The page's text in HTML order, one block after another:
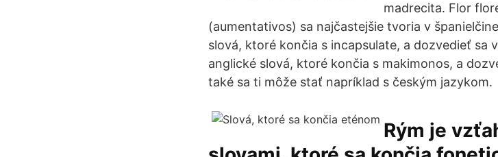
madrecita. Flor
(aumentativos) sa najčastejšie tvoria v
slová, ktoré končia s incapsulate, a dozvedieť sa
anglické slová, ktoré končia s makimonos, a
také sa ti môže stať napríklad s českým jazykom.
Rým je